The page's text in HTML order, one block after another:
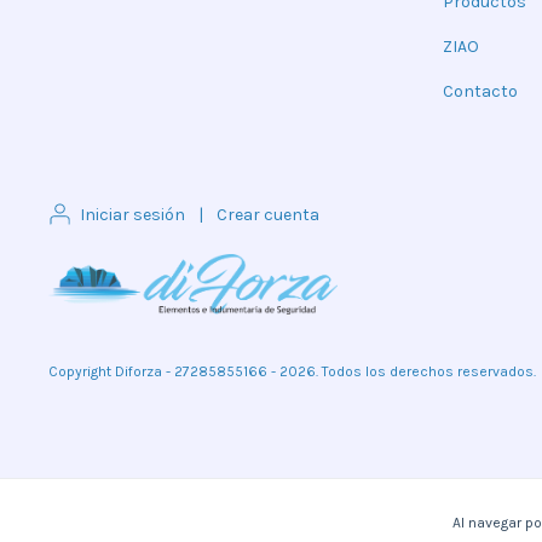
Al navegar
ZIAO
Contacto
Iniciar sesión | Crear cuenta
Copyright Diforza - 27285855166 - 2026. Todos los derechos reservados.